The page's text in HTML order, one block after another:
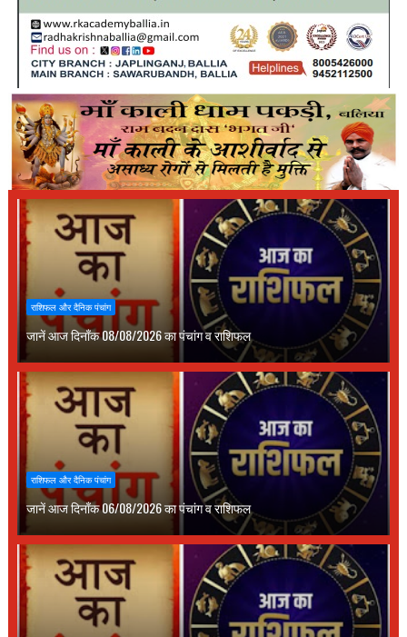
राशिफल और दैनिक पंचांग
जानें आज दिनाँक 08/08/2026 का पंचांग व राशिफल
राशिफल और दैनिक पंचांग
जानें आज दिनाँक 06/08/2026 का पंचांग व राशिफल